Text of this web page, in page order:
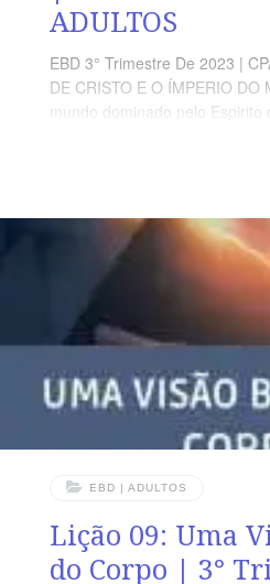
ADULTOS
EBD 3° Trimestre De 2023 |
DE CRISTO E O ÍMPERIO DO
mundo dominado pelo Espirito
dia.” (2 Co 4.16) VERDADE
instrumentalidade do Espírito
experimentam a renovarão
adversidades externa
4.7 O tesouro
EBD | ADULTOS
Lição 09: Uma
do Corpo | 3°